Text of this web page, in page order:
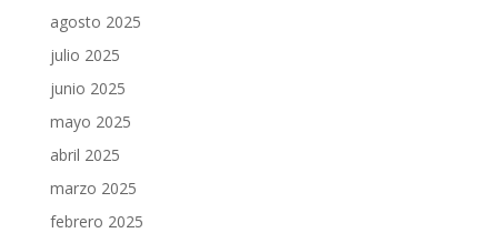
agosto 2025
julio 2025
junio 2025
mayo 2025
abril 2025
marzo 2025
febrero 2025